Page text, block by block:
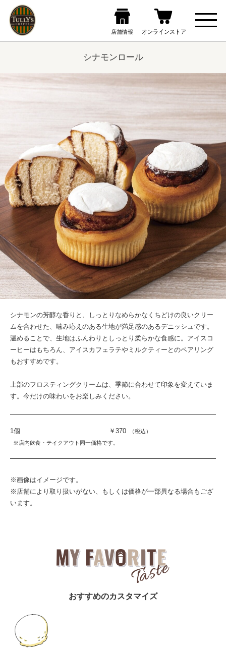
シナモンロール
シナモンの芳醇な香りと、しっとりなめらかなくちどけの良いクリー
ムを合わせた、噛み応えのある生地が満足感のあるデニッシュです。
温めることで、生地はふんわりとしっとり柔らかな食感に。アイスコ
ーヒーはもちろん、アイスカフェラテやミルクティーとのペアリング
もおすすめです。
上部のフロスティングクリームは、季節に合わせて印象を変えていま
す。今だけの味わいをお楽しみください。
1個 ￥370
（税込）
※店内飲食・テイクアウト同一価格です。
※画像はイメージです。
※店舗により取り扱いがない、もしくは価格が一部異なる場合もござ
います。
おすすめのカスタマイズ